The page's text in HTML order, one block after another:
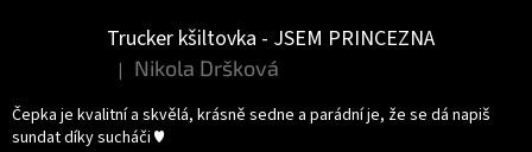
Trucker kšiltovka - JSEM PRINCEZNA
Hodnocení produktu je 5 z 5 hvězdiček.
| Nikola Dršková
Čepka je kvalitní a skvělá, krásně sedne a parádní je, že se dá napiš
sundat díky sucháči ♥️